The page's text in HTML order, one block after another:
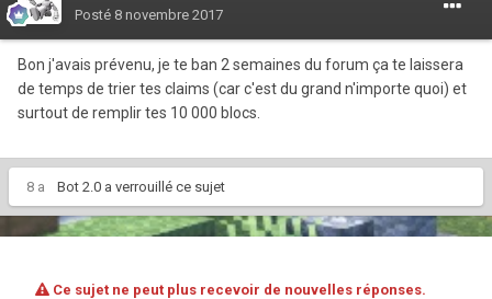
Posté 8 novembre 2017
Bon j'avais prévenu, je te ban 2 semaines du forum ça te laissera
de temps de trier tes claims (car c'est du grand n'importe quoi) et
surtout de remplir tes 10 000 blocs.
8 a Bot 2.0 a verrouillé ce sujet
Ce sujet ne peut plus recevoir de nouvelles réponses.